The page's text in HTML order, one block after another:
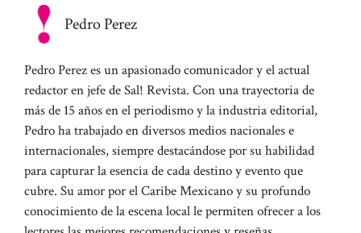
Pedro Perez
Pedro Perez es un apasionado comunicador y el actual
redactor en jefe de Sal! Revista. Con una trayectoria de
más de 15 años en el periodismo y la industria editorial,
Pedro ha trabajado en diversos medios nacionales e
internacionales, siempre destacándose por su habilidad
para capturar la esencia de cada destino y evento que
cubre. Su amor por el Caribe Mexicano y su profundo
conocimiento de la escena local le permiten ofrecer a los